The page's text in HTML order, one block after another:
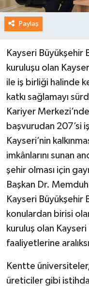
Paylaş
Kayseri Büyükşehir
kuruluşu olan
ile iş birliği halinde
katkı sağlamayı
Kariyer
başvurudan 207’si
Kayseri’nin
imkânlarını sunan
şehir olması için
Başkan Dr.
Kayseri
konulardan birisi
kuruluş olan
faaliyetlerine
Kentte
üreticiler gibi